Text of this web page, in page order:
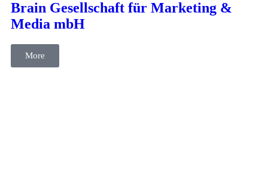
Brain Gesellschaft für Marketing &
Media mbH
More